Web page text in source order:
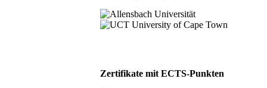
Zertifikate mit ECTS-Punkten